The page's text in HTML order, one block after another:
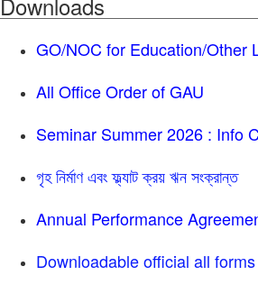
GO/NOC for Education/Other
All Office Order of GAU
Seminar Summer 2026 : Info
গৃহ নির্মাণ এবং ফ্ল্যাট ক্রয় ঋন সংক্রান্ত
Annual Performance
Downloadable official all forms